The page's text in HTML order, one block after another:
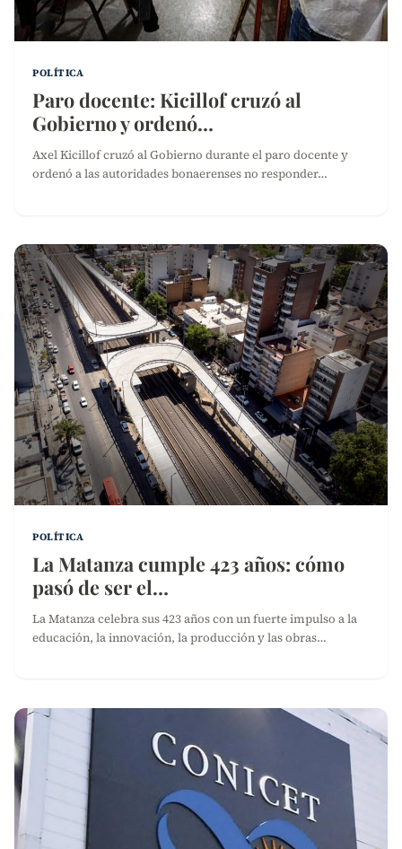
POLÍTICA
Paro docente: Kicillof cruzó al
Gobierno y ordenó…
Axel Kicillof cruzó al Gobierno durante el paro docente y
ordenó a las autoridades bonaerenses no responder…
POLÍTICA
La Matanza cumple 423 años: cómo
pasó de ser el…
La Matanza celebra sus 423 años con un fuerte impulso a la
educación, la innovación, la producción y las obras…